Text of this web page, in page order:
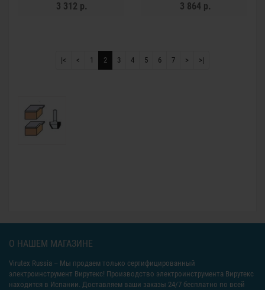
3 312 р. 3 864 р.
|< < 1 2 3 4 5 6 7 > >|
О НАШЕМ МАГАЗИНЕ
Virutex Russia – Мы продаем только сертифицированный
электроинструмент Вирутекс! Производство электроинструмента Вирутекс
находится в Испании. Доставляем ваши заказы 24/7 бесплатно по всей